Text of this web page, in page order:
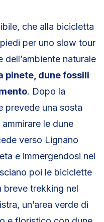
che alla bicicletta
per uno slow tour
dell’ambiente naturale
pinete, dune fossili
. Dopo la
prevede una sosta
le dune
verso Lignano
e immergendosi nel
poi le biciclette
breve trekking nel
un’area verde di